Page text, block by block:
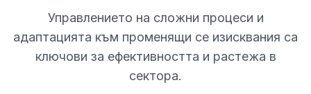
Управлението на сложни процеси и
адаптацията към променящи се изисквания са
ключови за ефективността и растежа в
сектора.